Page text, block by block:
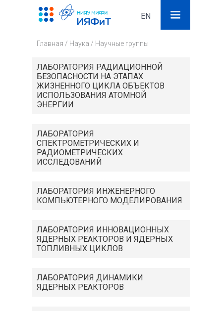
EN
Главная / Наука / Научные группы
ЛАБОРАТОРИЯ РАДИАЦИОННОЙ
БЕЗОПАСНОСТИ НА ЭТАПАХ
ЖИЗНЕННОГО ЦИКЛА ОБЪЕКТОВ
ИСПОЛЬЗОВАНИЯ АТОМНОЙ
ЭНЕРГИИ
ЛАБОРАТОРИЯ
СПЕКТРОМЕТРИЧЕСКИХ И
РАДИОМЕТРИЧЕСКИХ
ИССЛЕДОВАНИЙ
ЛАБОРАТОРИЯ ИНЖЕНЕРНОГО
КОМПЬЮТЕРНОГО МОДЕЛИРОВАНИЯ
ЛАБОРАТОРИЯ ИННОВАЦИОННЫХ
ЯДЕРНЫХ РЕАКТОРОВ И ЯДЕРНЫХ
ТОПЛИВНЫХ ЦИКЛОВ
ЛАБОРАТОРИЯ ДИНАМИКИ
ЯДЕРНЫХ РЕАКТОРОВ